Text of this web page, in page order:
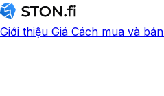
Giới thiệu Giá Cách mua và bán